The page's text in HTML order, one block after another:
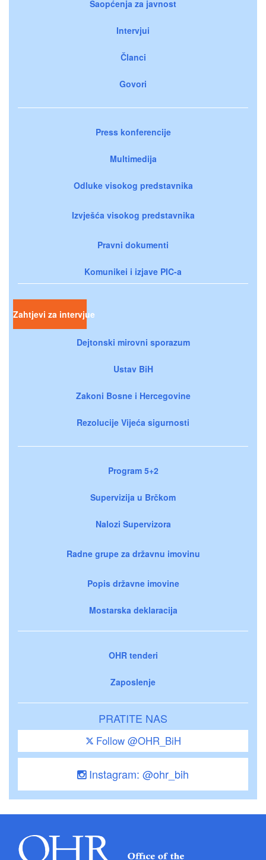
Saopćenja za javnost
Intervjui
Članci
Govori
Press konferencije
Multimedija
Odluke visokog predstavnika
Izvješća visokog predstavnika
Pravni dokumenti
Komunikei i izjave PIC-a
Zahtjevi za intervjue
Dejtonski mirovni sporazum
Ustav BiH
Zakoni Bosne i Hercegovine
Rezolucije Vijeća sigurnosti
Program 5+2
Supervizija u Brčkom
Nalozi Supervizora
Radne grupe za državnu imovinu
Popis državne imovine
Mostarska deklaracija
OHR tenderi
Zaposlenje
PRATITE NAS
Follow @OHR_BiH
Instagram: @ohr_bih